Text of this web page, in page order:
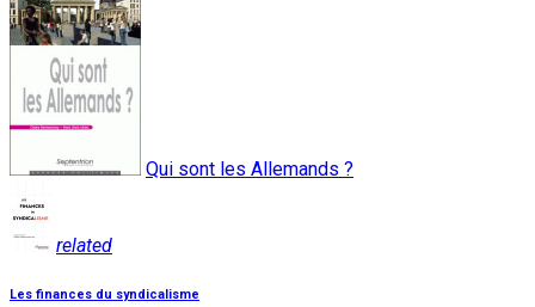
Qui sont les Allemands ?
related
Les finances du syndicalisme